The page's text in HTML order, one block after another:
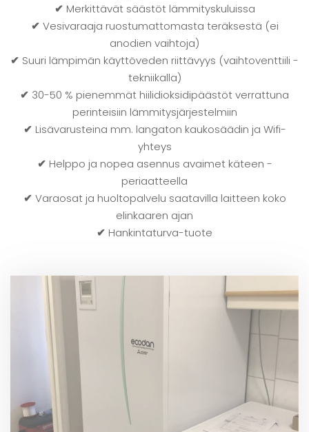
✔ Merkittävät säästöt lämmityskuluissa
✔ Vesivaraaja ruostumattomasta teräksestä (ei
anodien vaihtoja)
✔ Suuri lämpimän käyttöveden riittävyys (vaihtoventtiili -
tekniikalla)
✔ 30-50 % pienemmät hiilidioksidipäästöt verrattuna
perinteisiin lämmitysjärjestelmiin
✔ Lisävarusteina mm. langaton kaukosäädin ja Wifi-
yhteys
✔ Helppo ja nopea asennus avaimet käteen -
periaatteella
✔ Varaosat ja huoltopalvelu saatavilla laitteen koko
elinkaaren ajan
✔ Hankintaturva-tuote